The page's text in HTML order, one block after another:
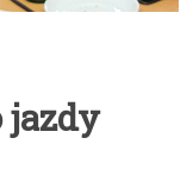
jazdy